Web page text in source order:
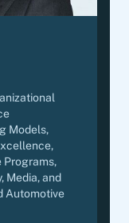
Models,
Programs,
Media, and
Automotive